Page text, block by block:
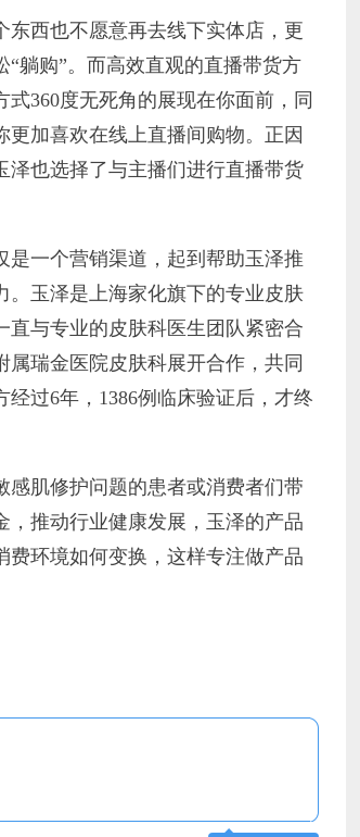
西也不愿意再去线下实体店，更
躺购”。而高效直观的直播带货方
360度无死角的展现在你面前，同
加喜欢在线上直播间购物。正因
泽也选择了与主播们进行直播带货
一个营销渠道，起到帮助玉泽推
。玉泽是上海家化旗下的专业皮肤
与专业的皮肤科医生团队紧密合
瑞金医院皮肤科展开合作，共同
过6年，1386例临床验证后，才终
肌修护问题的患者或消费者们带
推动行业健康发展，玉泽的产品
费环境如何变换，这样专注做产品